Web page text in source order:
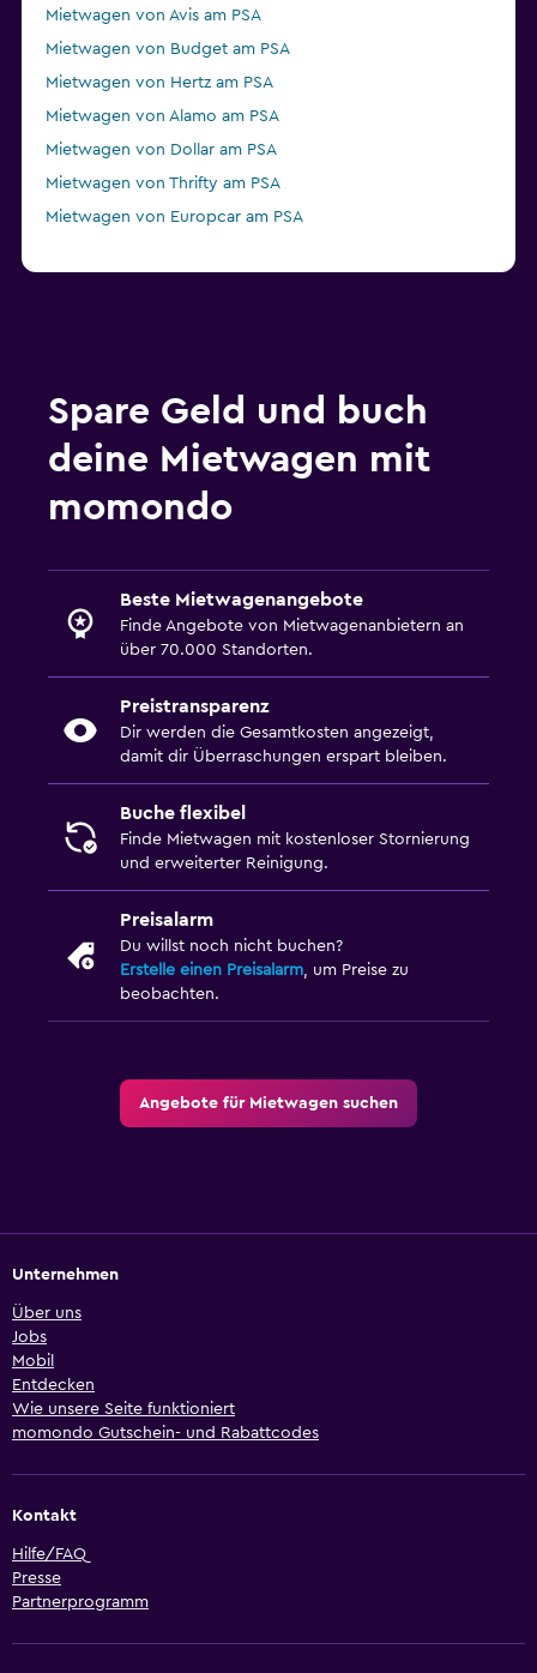
Mietwagen von Avis am PSA
Mietwagen von Budget am PSA
Mietwagen von Hertz am PSA
Mietwagen von Alamo am PSA
Mietwagen von Dollar am PSA
Mietwagen von Thrifty am PSA
Mietwagen von Europcar am PSA
Spare Geld und buch
deine Mietwagen mit
momondo
Beste Mietwagenangebote
Finde Angebote von Mietwagenanbietern an
über 70.000 Standorten.
Preistransparenz
Dir werden die Gesamtkosten angezeigt,
damit dir Überraschungen erspart bleiben.
Buche flexibel
Finde Mietwagen mit kostenloser Stornierung
und erweiterter Reinigung.
Preisalarm
Du willst noch nicht buchen?
Erstelle einen Preisalarm, um Preise zu
beobachten.
Angebote für Mietwagen suchen
Unternehmen
Über uns
Jobs
Mobil
Entdecken
Wie unsere Seite funktioniert
momondo Gutschein- und Rabattcodes
Kontakt
Hilfe/FAQ
Presse
Partnerprogramm